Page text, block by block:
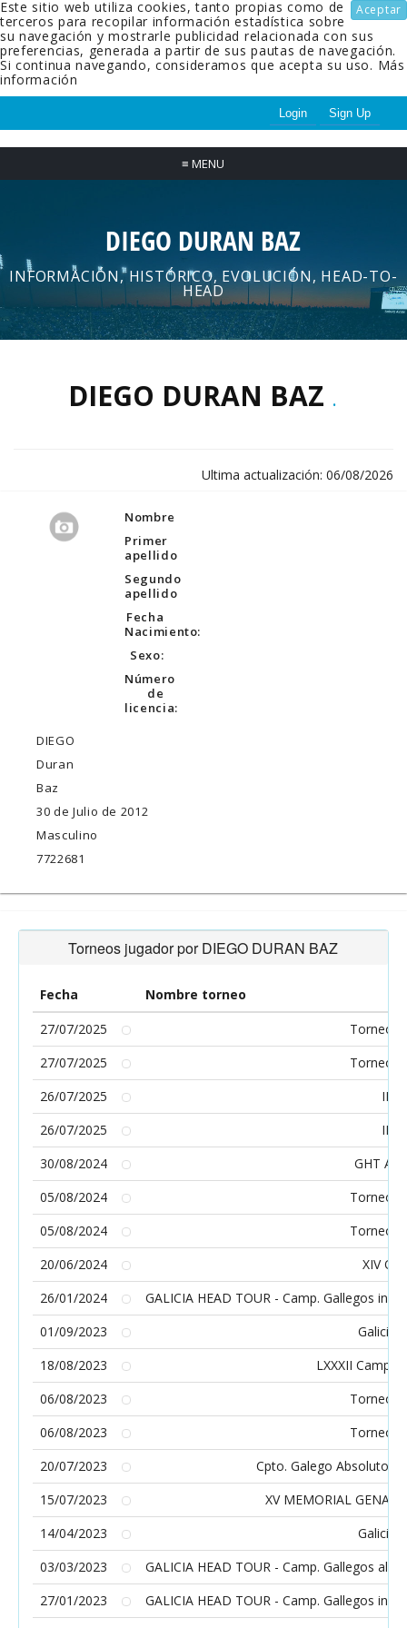
Aceptar
Este sitio web utiliza cookies, tanto propias como de
terceros para recopilar información estadística sobre
su navegación y mostrarle publicidad relacionada con sus
preferencias, generada a partir de sus pautas de navegación.
Si continua navegando, consideramos que acepta su uso. Más
información
Login Sign Up
≡ MENU
DIEGO DURAN BAZ
INFORMACIÓN, HISTÓRICO, EVOLUCIÓN, HEAD-TO-
HEAD
DIEGO DURAN BAZ .
Ultima actualización: 06/08/2026
Nombre
Primer
apellido
Segundo
apellido
Fecha
Nacimiento:
Sexo:
Número
de
licencia:
DIEGO
Duran
Baz
30 de Julio de 2012
Masculino
7722681
Torneos jugador por DIEGO DURAN BAZ
Fecha
Nombre torneo
27/07/2025
Torneo
27/07/2025
Torneo
26/07/2025
II
26/07/2025
II
30/08/2024
GHT
05/08/2024
Torneo
05/08/2024
Torneo
20/06/2024
XIV
26/01/2024
GALICIA HEAD TOUR - Camp. Gallegos
01/09/2023
Galicia
18/08/2023
LXXXII
06/08/2023
Torneo
06/08/2023
Torneo
20/07/2023
Cpto. Galego Absoluto -
15/07/2023
XV MEMORIAL
14/04/2023
Galicia
03/03/2023
GALICIA HEAD TOUR - Camp. Gallegos
27/01/2023
GALICIA HEAD TOUR - Camp. Gallegos